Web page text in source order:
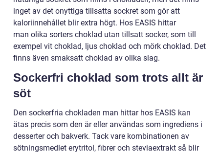
inget av det onyttiga tillsatta sockret som gör att
kaloriinnehållet blir extra högt. Hos EASIS hittar
man olika sorters choklad utan tillsatt socker, som till
exempel vit choklad, ljus choklad och mörk choklad. Det
finns även smaksatt choklad av olika slag.
Sockerfri choklad som trots allt är
söt
Den sockerfria chokladen man hittar hos EASIS kan
ätas precis som den är eller användas som ingrediens i
desserter och bakverk. Tack vare kombinationen av
sötningsmedlet erytritol, fibrer och steviaextrakt så blir